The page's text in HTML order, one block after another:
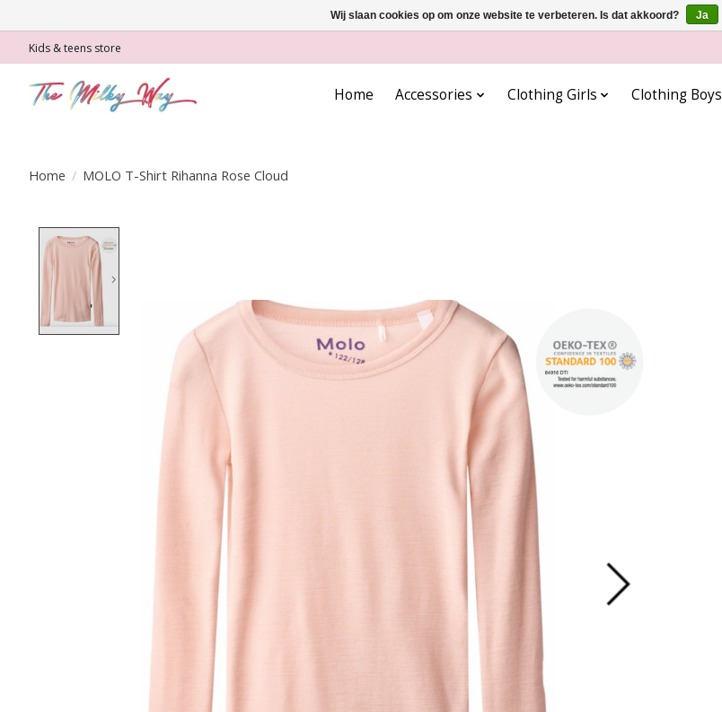
Kids & teens store
Home Accessories Clothing Girls Clothing Boys
Home / MOLO T-Shirt Rihanna Rose Cloud
Wij slaan cookies op om onze website te verbeteren. Is dat akkoord? Ja